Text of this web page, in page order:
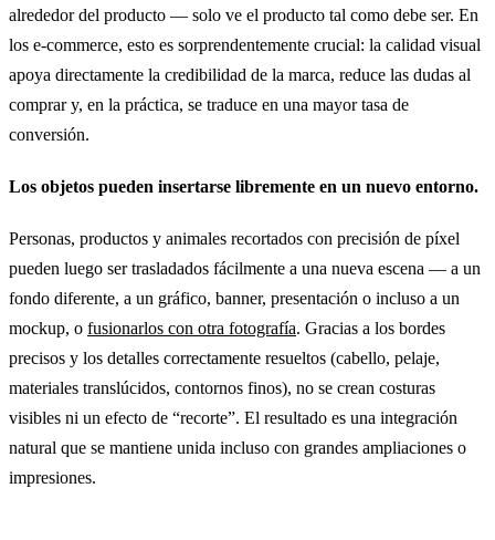
alrededor del producto — solo ve el producto tal como debe ser. En
los e-commerce, esto es sorprendentemente crucial: la calidad visual
apoya directamente la credibilidad de la marca, reduce las dudas al
comprar y, en la práctica, se traduce en una mayor tasa de
conversión.
Los objetos pueden insertarse libremente en un nuevo entorno.
Personas, productos y animales recortados con precisión de píxel
pueden luego ser trasladados fácilmente a una nueva escena — a un
fondo diferente, a un gráfico, banner, presentación o incluso a un
mockup, o fusionarlos con otra fotografía. Gracias a los bordes
precisos y los detalles correctamente resueltos (cabello, pelaje,
materiales translúcidos, contornos finos), no se crean costuras
visibles ni un efecto de “recorte”. El resultado es una integración
natural que se mantiene unida incluso con grandes ampliaciones o
impresiones.